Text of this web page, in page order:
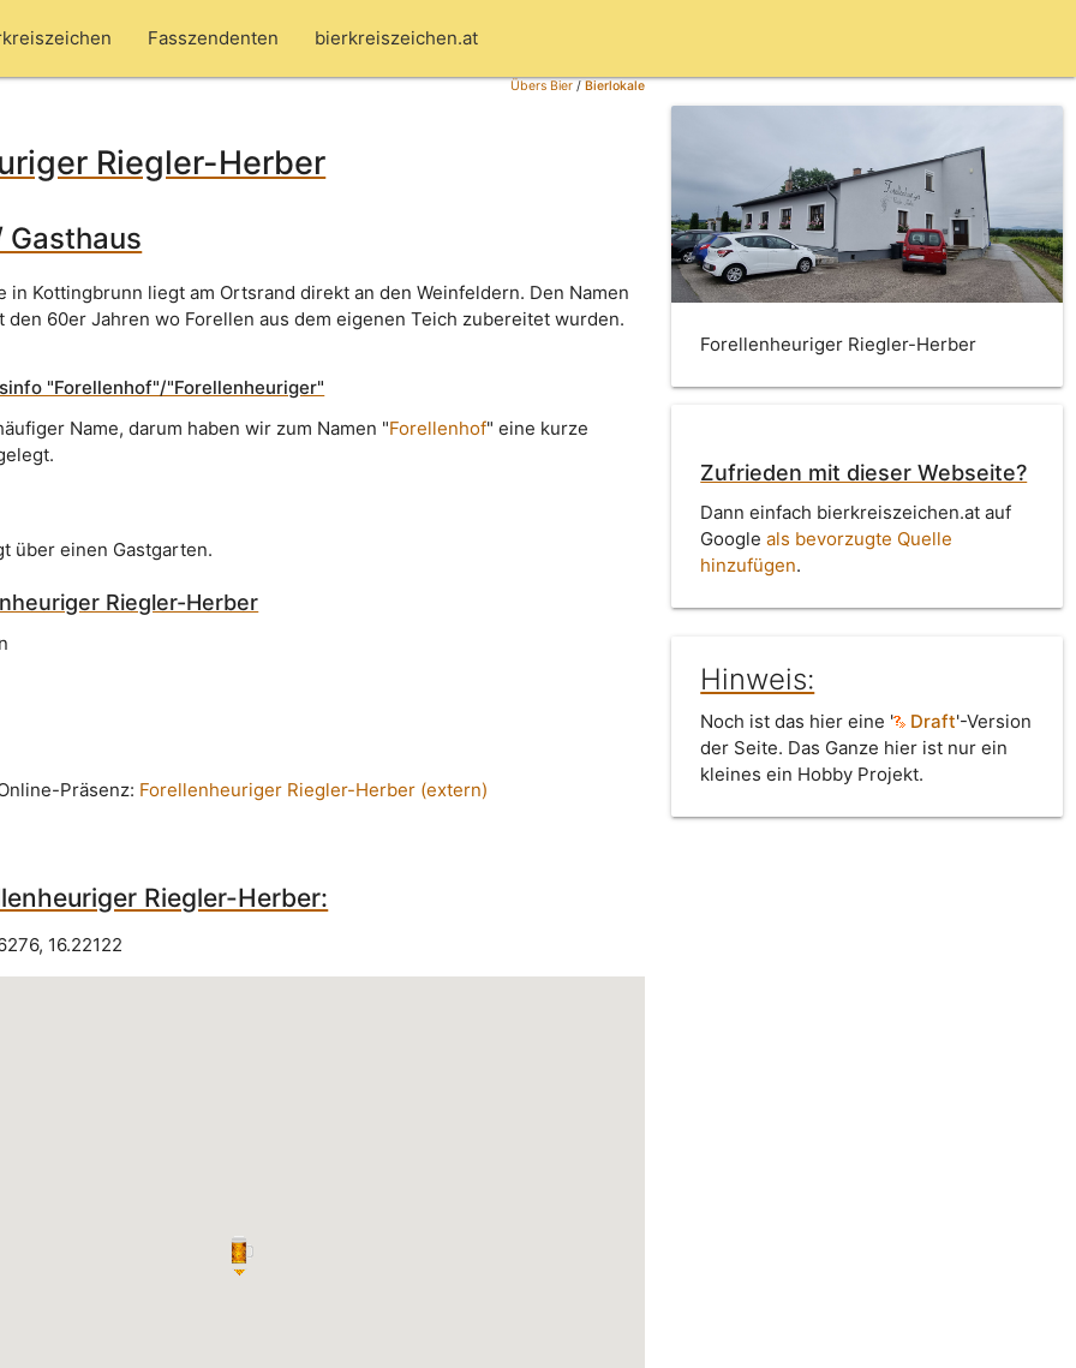
Fasszendenten bierkreiszeichen.at
Übers Bier/Bierlokale
Riegler-Herber
Gasthaus
in Kottingbrunn liegt am Ortsrand direkt an den Weinfeldern. Den Namen
den 60er Jahren wo Forellen aus dem eigenen Teich zubereitet wurden.
"Forellenhof"/"Forellenheuriger"
Name, darum haben wir zum Namen "Forellenhof" eine kurze
über einen Gastgarten.
Riegler-Herber
Präsenz: Forellenheuriger Riegler-Herber (extern)
Riegler-Herber:
, 16.22122
Forellenheuriger Riegler-Herber
Zufrieden mit dieser Webseite?
Dann einfach bierkreiszeichen.at auf
Googleals bevorzugte Quelle
hinzufügen.
Hinweis:
Noch ist das hier eine ' Draft'-Version
der Seite. Das Ganze hier ist nur ein
kleines ein Hobby Projekt.